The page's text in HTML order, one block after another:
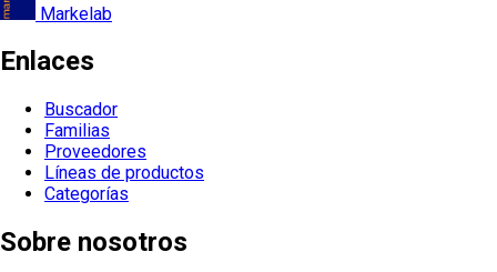
Markelab
Enlaces
Buscador
Familias
Proveedores
Líneas de productos
Categorías
Sobre nosotros